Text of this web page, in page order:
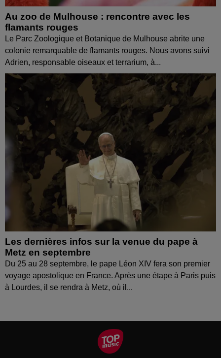
Au zoo de Mulhouse : rencontre avec les
flamants rouges
Le Parc Zoologique et Botanique de Mulhouse abrite une
colonie remarquable de flamants rouges. Nous avons suivi
Adrien, responsable oiseaux et terrarium, à...
Les dernières infos sur la venue du pape à
Metz en septembre
Du 25 au 28 septembre, le pape Léon XIV fera son premier
voyage apostolique en France. Après une étape à Paris puis
à Lourdes, il se rendra à Metz, où il...